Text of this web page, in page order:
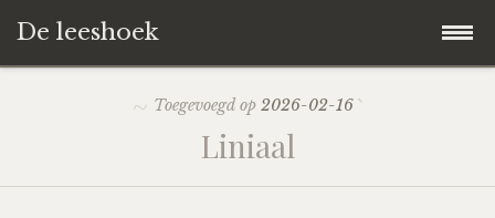
De leeshoek
Toegevoegd op2026-02-16
Liniaal